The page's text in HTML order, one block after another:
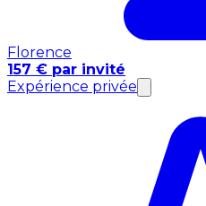
Florence
157 € par invité
Expérience privée